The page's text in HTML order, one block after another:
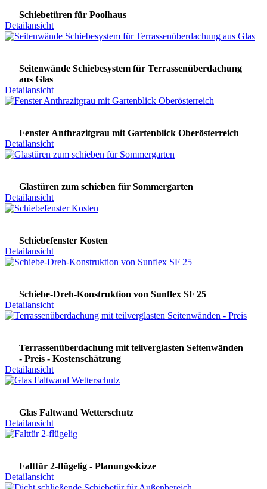
Schiebetüren für Poolhaus
Detailansicht
Seitenwände Schiebesystem für Terrassenüberdachung
aus Glas
Detailansicht
Fenster Anthrazitgrau mit Gartenblick Oberösterreich
Detailansicht
Glastüren zum schieben für Sommergarten
Detailansicht
Schiebefenster Kosten
Detailansicht
Schiebe-Dreh-Konstruktion von Sunflex SF 25
Detailansicht
Terrassenüberdachung mit teilverglasten Seitenwänden
- Preis - Kostenschätzung
Detailansicht
Glas Faltwand Wetterschutz
Detailansicht
Falttür 2-flügelig - Planungsskizze
Detailansicht